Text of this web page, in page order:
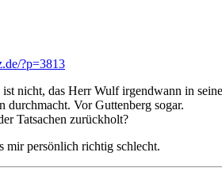
?p=3813
nicht, das Herr Wulf irgendwann in
durchmacht. Vor Guttenberg sogar.
Tatsachen zurückholt?
mir persönlich richtig schlecht.